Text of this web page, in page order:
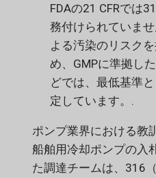
FDAの21 CFRでは
務付けられていま
よる汚染のリスク
め、GMPに準拠し
どでは、最低基準
定しています。.
ポンプ業界における教
船舶用冷却ポンプの入
た調達チームは、316